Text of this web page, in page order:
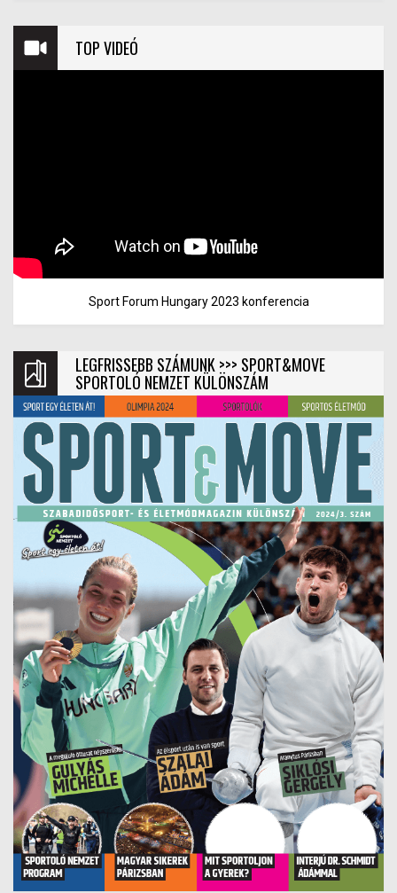
TOP VIDEÓ
Sport Forum Hungary 2023 konferencia
LEGFRISSEBB SZÁMUNK >>> SPORT&MOVE
SPORTOLÓ NEMZET KÜLÖNSZÁM